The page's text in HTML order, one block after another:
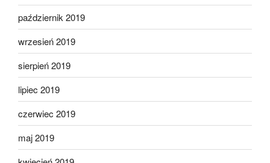
październik 2019
wrzesień 2019
sierpień 2019
lipiec 2019
czerwiec 2019
maj 2019